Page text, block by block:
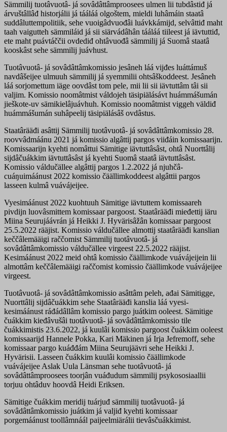
Sämmilij tuotâvuotâ- já sovâdâttâmproosees ulmen lii tubdâstiđ já
árvuštâllâđ historjálii já tááláá olgoštem, mieldi luhâmáin staatâ
suddâluttempolitiik, sehe vuoigâdvuođâi luávkkámijd, selvâttiđ maht
taah vaigutteh sämmiláid já sii siärvádâhân tááláá tiileest já iävtuttiđ,
ete maht puávtáččii ovdediđ ohtâvuođâ sämmilij já Suomâ staatâ
kooskâst sehe sämmilij juávhust.
Tuotâvuotâ- já sovâdâttâmkomissio jesâneh láá vijđes luáttámuš
navdâšeijee ulmuuh sämmilij já syemmilii ohtsâškoddeest. Jesâneh
láá sorjomettum iäge oovdâst tom pele, mii lii sii iävtuttâm tâi sii
valjim. Komissio noomâtmist váldojeh täsipiälásávt huámmášumán
jieškote-uv sämikielâjuávhuh. Komissio noomâtmist viggeh väldiđ
huámmášumán suhâpeelij täsipiälásâš ovdâstus.
Staatârääđi asâttij Sämmilij tuotâvuotâ- já sovâdâttâmkomissio 28.
roovvâdmáánu 2021 já komissio algâttij pargos viiđáin komissaarijn.
Komissaarijn kyehti nomâttui Sämitige iävtuttâsâst, ohtâ Nuorttâlij
sijdâčuákkim iävtuttâsâst já kyehti Suomâ staatâ iävtuttâsâst.
Komissio váldučällee algâttij pargos 1.2.2022 já njuhčâ-
cuáŋuimáánust 2022 komissio čäällimkoddeest algâttii pargos
lasseen kulmâ vuávájeijee.
Vyesimáánust 2022 kuohtuuh Sämitige iävtuttem komissaareh
pivdijn luovâsmittem komissaar pargoost. Staatârääđi mieđettij iäru
Miina Seurujáávrán já Heikki J. Hyvärisâžân komissaar pargoost
25.5.2022 rääjist. Komissio váldučällee almottij staatârääđi kanslian
keččâlemääigi raččomist Sämmilij tuotâvuotâ- já
sovâdâttâmkomissio váldučällee virgeest 22.5.2022 rääjist.
Kesimáánust 2022 meid ohtâ komissio čäällimkode vuávájeijein lii
almottâm keččâlemääigi raččomist komissio čäällimkode vuávájeijee
virgeest.
Tuotâvuotâ- já sovâdâttâmkomissio asâttâm peleh, ađai Sämitigge,
Nuorttâlij sijdâčuákkim sehe Staatârääđi kanslia láá vyesi-
kesimáánust ráđádâllâm komissio pargo juátkim ooleest. Sämitige
čuákkim kieđâvušâi tuotâvuotâ- já sovâdâttâmkomissio tile
čuákkimistis 23.6.2022, já kuulâi komissio pargoost čuákkim ooleest
komissaarijd Hannele Pokka, Kari Mäkinen já Irja Jefremoff, sehe
komissaar pargo kuáđđám Miina Seurujäävri sehe Heikki J.
Hyvärisii. Lasseen čuákkim kuulâi komissio čäällimkode
vuávájeijee Aslak Uula Länsman sehe tuotâvuotâ- já
sovâdâttâmproosees toorjân vuáđudum sämmilij psykososiaallii
torjuu ohtâduv hoovdâ Heidi Eriksen.
Sämitige čuákkim meridij tuárjuđ sämmilij tuotâvuotâ- já
sovâdâttâmkomissio juátkim já valjiđ kyehti komissaar
porgemáánust toollâmnáál paijeelmiärálii tievâsčuákkimist.